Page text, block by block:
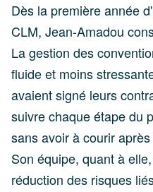
Dès la première année
CLM, Jean-Amadou
La gestion des
fluide et moins
avaient signé leurs
suivre chaque étape du
sans avoir à courir
Son équipe, quant à
réduction des risques